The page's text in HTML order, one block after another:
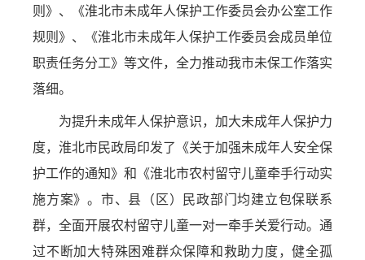
则》、《淮北市未成年人保护工作委员会办公室工作
规则》、《淮北市未成年人保护工作委员会成员单位
职责任务分工》等文件，全力推动我市未保工作落实
落细。
为提升未成年人保护意识，加大未成年人保护力
度，淮北市民政局印发了《关于加强未成年人安全保
护工作的通知》和《淮北市农村留守儿童牵手行动实
施方案》。市、县（区）民政部门均建立包保联系
群，全面开展农村留守儿童一对一牵手关爱行动。通
过不断加大特殊困难群众保障和救助力度，健全孤